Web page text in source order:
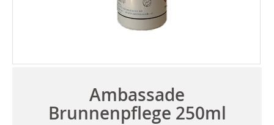
Ambassade
Brunnenpflege 250ml